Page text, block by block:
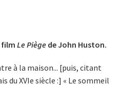
film Le Piège de John Huston.
à la maison... [puis, citant
du XVIe siècle :] « Le sommeil